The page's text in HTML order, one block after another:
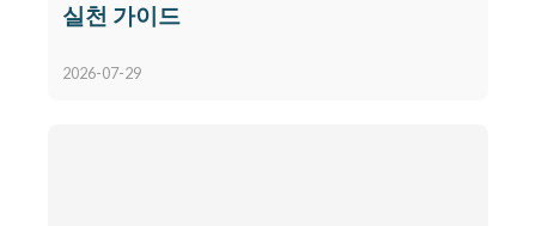
실천 가이드
2026-07-29